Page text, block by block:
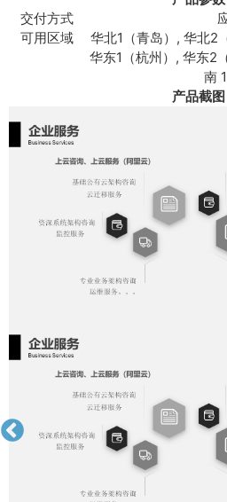
交付方式
可用区域
华北1（青岛）, 华北2
华东1（杭州）, 华东2
南
产品截图